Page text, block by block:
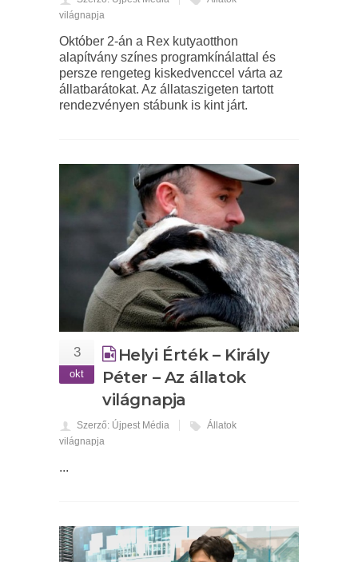
világnapja
Október 2-án a Rex kutyaotthon
alapítvány színes programkínálattal és
persze rengeteg kiskedvenccel várta az
állatbarátokat. Az állataszigeten tartott
rendezvényen stábunk is kint járt.
3
okt
Helyi Érték – Király
Péter – Az állatok
világnapja
Szerző: Újpest Média
Állatok
világnapja
...